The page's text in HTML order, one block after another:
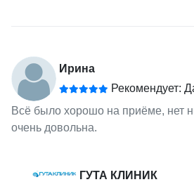
Ирина
Рекомендует:
Всё было хорошо на приёме, нет
очень довольна.
ГУТА КЛИНИК